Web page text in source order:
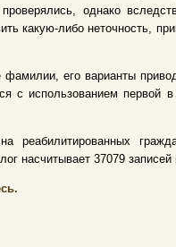
однако
какую-либо неточность,
его варианты
с использованием первой
насчитывает 37079 записей